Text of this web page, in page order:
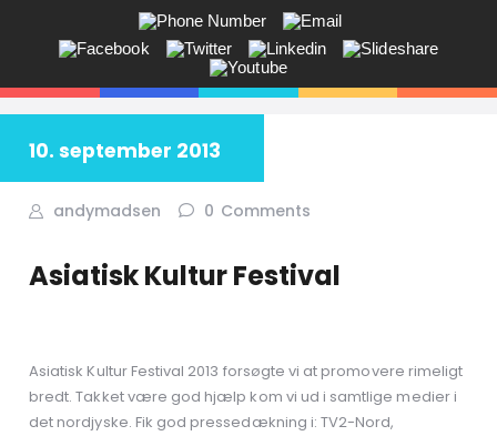
ANDY V.S. MADSEN:
KOMMUNIKATION, COACHING,
EVENTS, NETVÆRK,
Får du ikke sagt tingene på den rigtige måde? Savner du flere kunder
i butikken? Jeg hjælper dig!
10. september 2013
andymadsen 0 Comments
Asiatisk Kultur Festival
Asiatisk Kultur Festival 2013 forsøgte vi at promovere rimeligt
bredt. Takket være god hjælp kom vi ud i samtlige medier i
det nordjyske. Fik god pressedækning i: TV2-Nord,